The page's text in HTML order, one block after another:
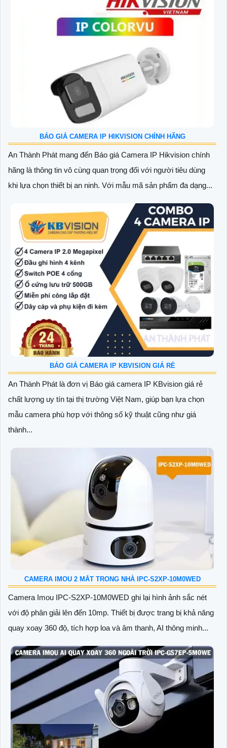
BÁO GIÁ CAMERA IP HIKVISION CHÍNH HÃNG
An Thành Phát mang đến Báo giá Camera IP Hikvision chính
hãng là thông tin vô cùng quan trọng đối với người tiêu dùng
khi lựa chọn thiết bị an ninh. Với mẫu mã sản phẩm đa dạng...
BÁO GIÁ CAMERA IP KBVISION GIÁ RÈ
An Thành Phát là đơn vị Báo giá camera IP KBvision giá rẻ
chất lượng uy tín tại thị trường Việt Nam, giúp bạn lựa chọn
mẫu camera phù hợp với thông số kỹ thuật cũng như giá
thành...
CAMERA IMOU 2 MẮT TRONG NHÀ IPC-S2XP-10M0WED
Camera Imou IPC-S2XP-10M0WED ghi lại hình ảnh sắc nét
với độ phân giải lên đến 10mp. Thiết bị được trang bị khả năng
quay xoay 360 độ, tích hợp loa và âm thanh, AI thông minh...